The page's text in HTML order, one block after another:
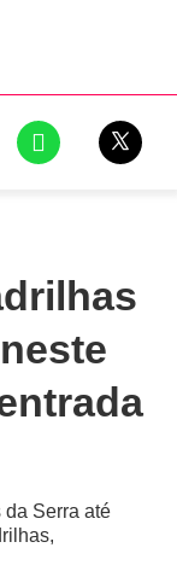
da Serra até